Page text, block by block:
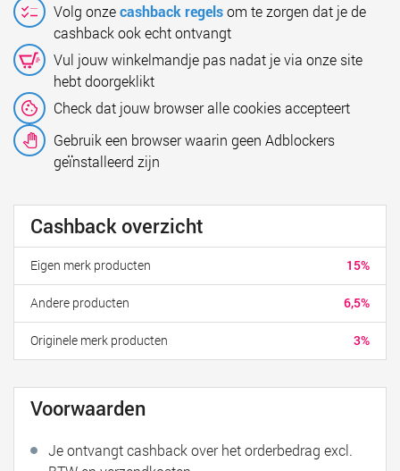
Volg onzecashback regelsom te zorgen dat je de
cashback ook echt ontvangt
Vul jouw winkelmandje pas nadat je via onze site
hebt doorgeklikt
Check dat jouw browser alle cookies accepteert
Gebruik een browser waarin geen Adblockers
geïnstalleerd zijn
Cashback overzicht
15%
Eigen merk producten
6,5%
Andere producten
3%
Originele merk producten
Voorwaarden
Je ontvangt cashback over het orderbedrag excl.